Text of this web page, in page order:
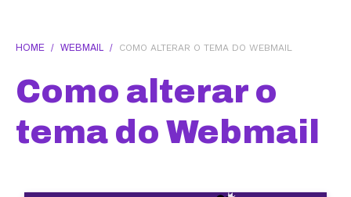
HOME / WEBMAIL / COMO ALTERAR O TEMA DO WEBMAIL
Como alterar o
tema do Webmail